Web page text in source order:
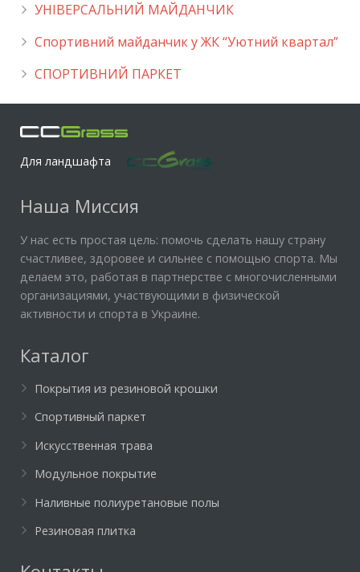
УНІВЕРСАЛЬНИЙ МАЙДАНЧИК
Cпортивний майданчик у ЖК “Уютний квартал”
СПОРТИВНИЙ ПАРКЕТ
Для ландшафта
Наша Миссия
У нас есть простая цель: помочь сделать нашу страну
счастливее, здоровее и сильнее с помощью спорта. Мы
делаем это, работая в партнерстве с многочисленными
организациями, участвующими в физической
активности и спорта в Украине.
Каталог
Покрытия из резиновой крошки
Спортивный паркет
Искусственная трава
Модульное покрытие
Наливные полиуретановые полы
Резиновая плитка